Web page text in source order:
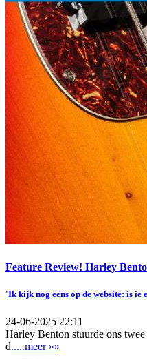
Feature Review! Harley
'Ik kijk nog eens op de website: is ie
24-06-2025 22:11
Harley Benton stuurde ons
d.....meer »»